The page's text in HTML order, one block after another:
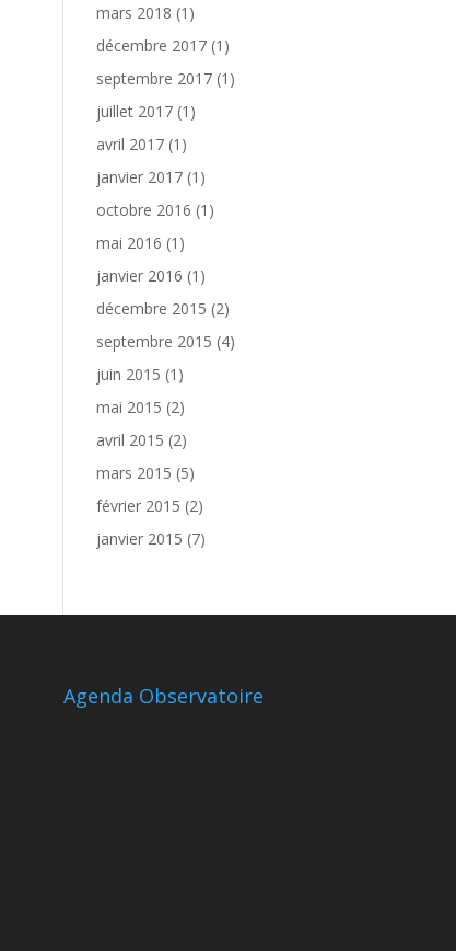
mars 2018 (1)
décembre 2017 (1)
septembre 2017 (1)
juillet 2017 (1)
avril 2017 (1)
janvier 2017 (1)
octobre 2016 (1)
mai 2016 (1)
janvier 2016 (1)
décembre 2015 (2)
septembre 2015 (4)
juin 2015 (1)
mai 2015 (2)
avril 2015 (2)
mars 2015 (5)
février 2015 (2)
janvier 2015 (7)
Agenda Observatoire